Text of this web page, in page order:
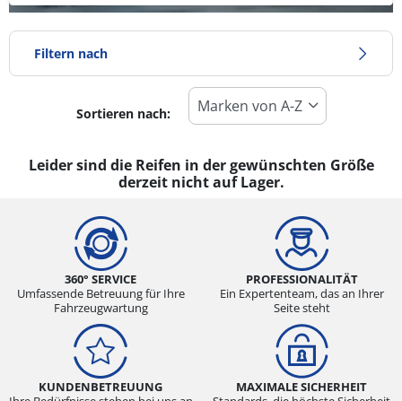
Filtern nach
Reifentyp
Alle Arten (0)
Winter (0)
Sommer (0)
Ganzjahresreifen (0)
Fahrzeugmodell
Alle Arten (0)
Pkw (0)
Sortieren nach:
Leider sind die Reifen in der gewünschten Größe
derzeit nicht auf Lager.
360° SERVICE
Umfassende Betreuung für Ihre
Fahrzeugwartung
PROFESSIONALITÄT
Ein Expertenteam, das an Ihrer
Seite steht
KUNDENBETREUUNG
MAXIMALE SICHERHEIT